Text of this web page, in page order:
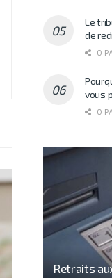
Le
de
0
vous
0
Retraits